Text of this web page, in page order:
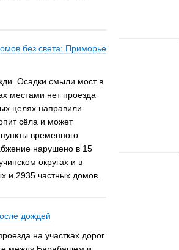
без света: Приморье
Осадки смыли мост в
местами нет проезда
целях направили
сёла и может
временного
нарушено в 15
округах и в
и 2935 частных домов.
дождей
на участках дорог